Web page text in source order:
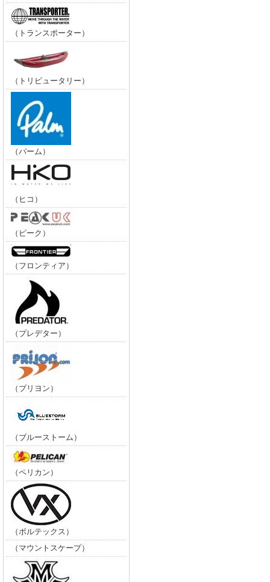
（トランスポーター）
（トリビュータリー）
（パーム）
（ヒコ）
（ピーク）
（フロンティア）
（プレデター）
（プリヨン）
（ブルーストーム）
（ペリカン）
（ボルテックス）
（マウントスケープ）